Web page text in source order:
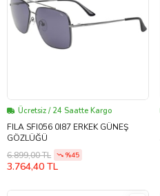
Ücretsiz / 24 Saatte Kargo
FILA SFI056 0I87 ERKEK GÜNEŞ
GÖZLÜĞÜ
6.899,00 TL
%45
3.764,40 TL